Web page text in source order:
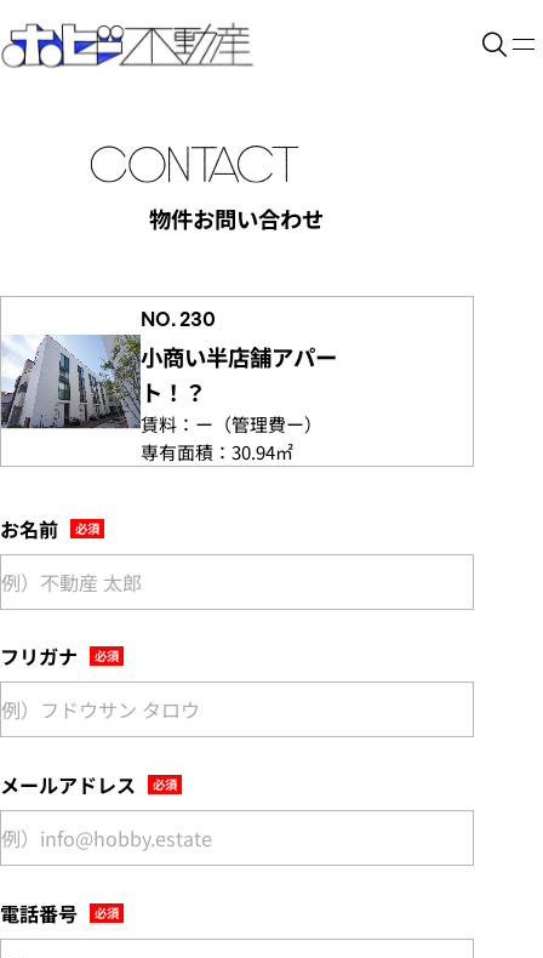
物件お問い合わせ
NO. 230
小商い半店舗アパー
ト！？
賃料： ー （管理費ー）
専有面積： 30.94㎡
お名前
フリガナ
メールアドレス
電話番号